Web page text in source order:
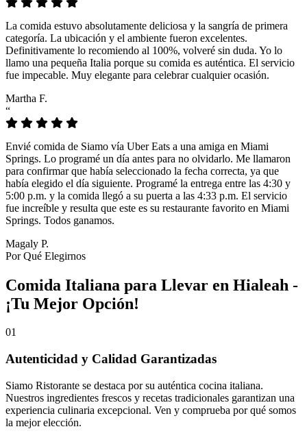
La comida estuvo absolutamente deliciosa y la sangría de primera
categoría. La ubicación y el ambiente fueron excelentes.
Definitivamente lo recomiendo al 100%, volveré sin duda. Yo lo
llamo una pequeña Italia porque su comida es auténtica. El servicio
fue impecable. Muy elegante para celebrar cualquier ocasión.
Martha F.
“
Envié comida de Siamo vía Uber Eats a una amiga en Miami
Springs. Lo programé un día antes para no olvidarlo. Me llamaron
para confirmar que había seleccionado la fecha correcta, ya que
había elegido el día siguiente. Programé la entrega entre las 4:30 y
5:00 p.m. y la comida llegó a su puerta a las 4:33 p.m. El servicio
fue increíble y resulta que este es su restaurante favorito en Miami
Springs. Todos ganamos.
Magaly P.
Por Qué Elegirnos
Comida Italiana para Llevar en Hialeah -
¡Tu Mejor Opción!
01
Autenticidad y Calidad Garantizadas
Siamo Ristorante se destaca por su auténtica cocina italiana.
Nuestros ingredientes frescos y recetas tradicionales garantizan una
experiencia culinaria excepcional. Ven y comprueba por qué somos
la mejor elección.